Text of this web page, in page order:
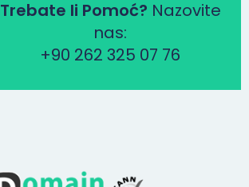
Trebate li Pomoć? Nazovite
nas:
+90 262 325 07 76